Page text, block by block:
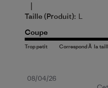
|
Taille (produit): L
Coupe
Date
08/04/26